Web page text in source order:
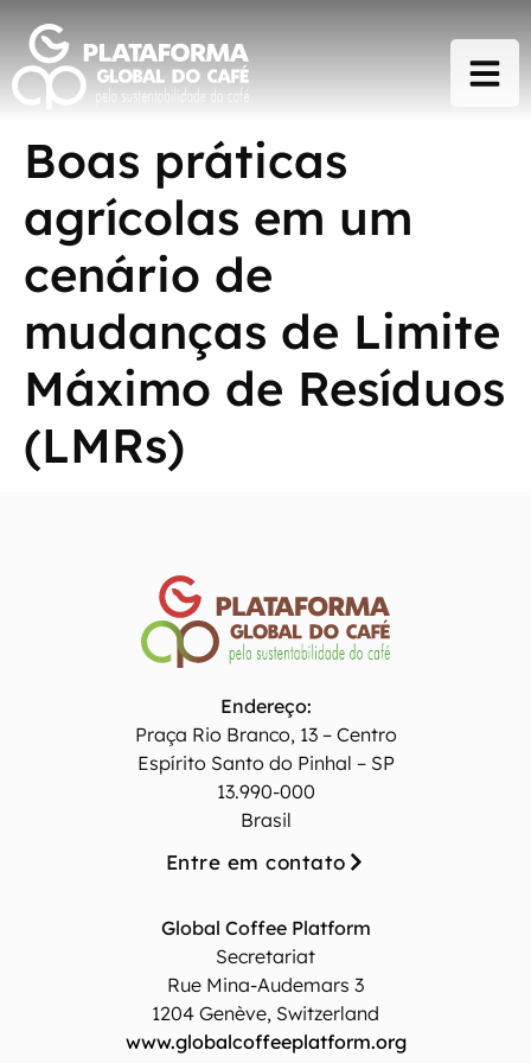
Boas práticas
agrícolas em um
cenário de
mudanças de Limite
Máximo de Resíduos
(LMRs)
Endereço:
Praça Rio Branco, 13 – Centro
Espírito Santo do Pinhal – SP
13.990-000
Brasil
Entre em contato
Global Coffee Platform
Secretariat
Rue Mina-Audemars 3
1204 Genève, Switzerland
www.globalcoffeeplatform.org